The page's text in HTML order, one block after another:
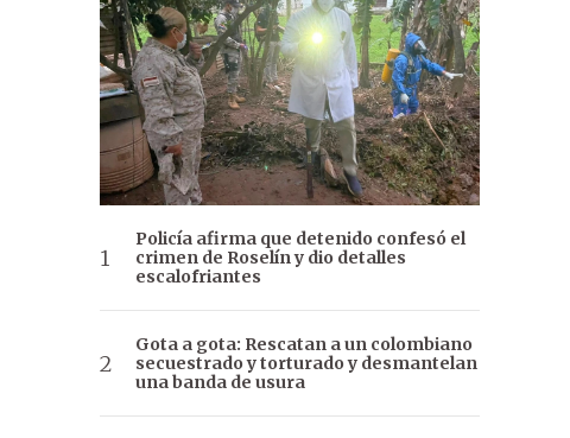
Policía afirma que detenido confesó el
crimen de Roselín y dio detalles
escalofriantes
Gota a gota: Rescatan a un colombiano
secuestrado y torturado y desmantelan
una banda de usura